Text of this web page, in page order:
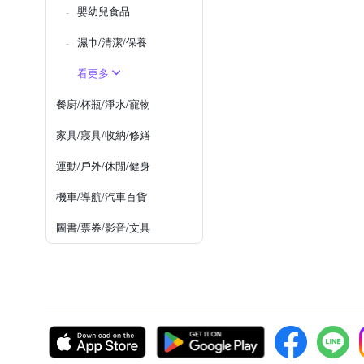
嬰幼兒食品
濕巾/清潔/保養
看更多
餐廚/杯瓶/淨水/寵物
家具/寢具/收納/修繕
運動/戶外/休閒/健身
機車/導航/汽車百貨
圖書/票券/影音/文具